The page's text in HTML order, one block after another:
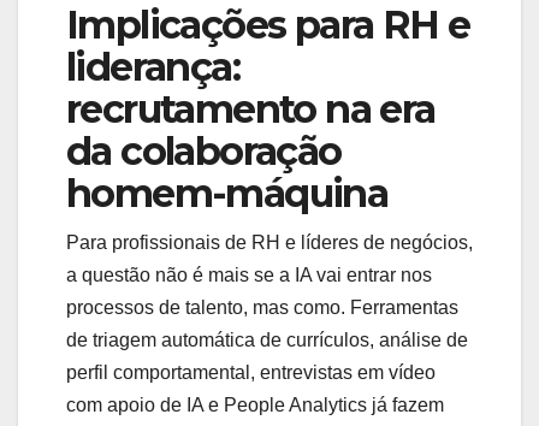
Implicações para RH e
liderança:
recrutamento na era
da colaboração
homem-máquina
Para profissionais de RH e líderes de negócios,
a questão não é mais se a IA vai entrar nos
processos de talento, mas como. Ferramentas
de triagem automática de currículos, análise de
perfil comportamental, entrevistas em vídeo
com apoio de IA e People Analytics já fazem